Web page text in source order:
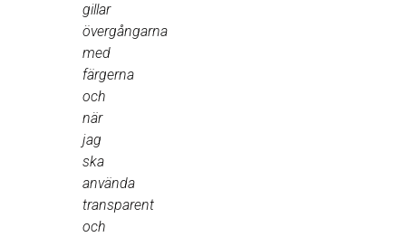
gillar
övergångarna
med
färgerna
och
när
jag
ska
använda
transparent
och